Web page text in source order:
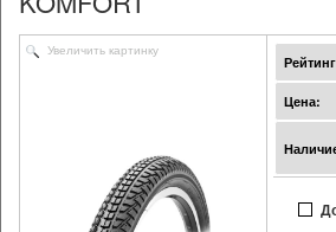
Увеличить картинку
Цена: